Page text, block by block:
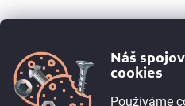
Náš
cookies
Používáme